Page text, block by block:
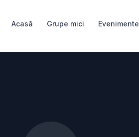
Acasă Grupe mici Evenimente